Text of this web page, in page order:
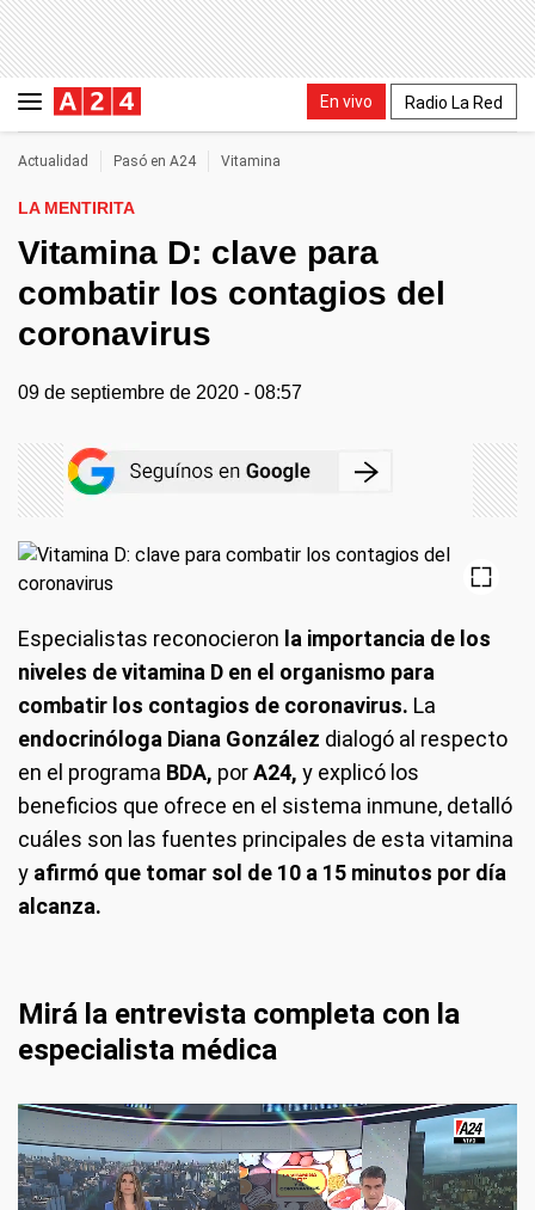
En vivo Radio La Red
Actualidad Pasó en A24 Vitamina
LA MENTIRITA
Vitamina D: clave para
combatir los contagios del
coronavirus
09 de septiembre de 2020 - 08:57
Especialistas reconocieron la importancia de los
niveles de vitamina D en el organismo para
combatir los contagios de coronavirus. La
endocrinóloga Diana González dialogó al respecto
en el programa BDA, porA24, y explicó los
beneficios que ofrece en el sistema inmune, detalló
cuáles son las fuentes principales de esta vitamina
y afirmó que tomar sol de 10 a 15 minutos por día
alcanza.
Mirá la entrevista completa con la
especialista médica